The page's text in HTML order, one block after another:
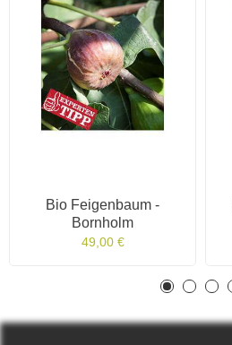
Bio Feigenbaum -
Bornholm
49,00 €